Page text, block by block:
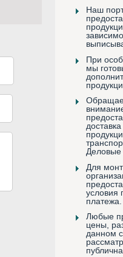
Наш
При
мы
Деловые
Для
условия
платежа.
Любые
цены,
данном